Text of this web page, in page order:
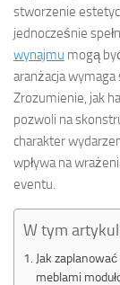
stworzenie
jednocześnie
wynajmu mogą
aranżacja wymaga
Zrozumienie, jak
pozwoli na
charakter
wpływa na
eventu.
W tym
Jak
meblami